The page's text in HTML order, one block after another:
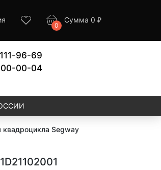
0
Сумма 0 ₽
96-69
00-04
квадроцикла Segway